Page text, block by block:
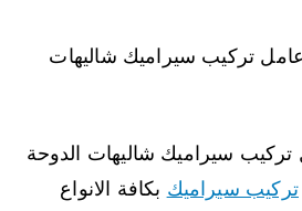
تركيب سيراميك شاليهات
سيراميك شاليهات الدوحة
تركيب سيراميك بكافة الانواع